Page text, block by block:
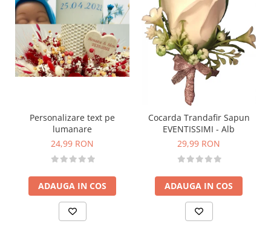
Personalizare text pe
lumanare
24,99 RON
ADAUGA IN COS
Cocarda Trandafir Sapun
EVENTISSIMI - Alb
29,99 RON
ADAUGA IN COS